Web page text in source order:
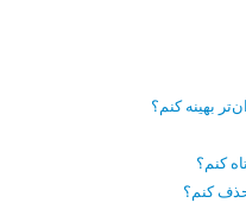
بهینه کنم؟
کنم؟
کنم؟